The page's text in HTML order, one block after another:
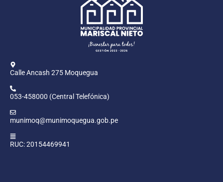
Calle Ancash 275 Moquegua
053-458000 (Central Telefónica)
munimoq@munimoquegua.gob.pe
RUC: 20154469941